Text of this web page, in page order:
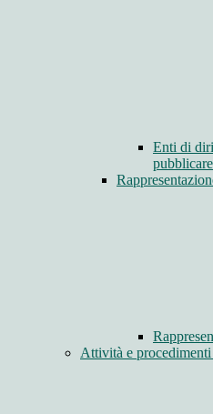
Enti di
Attività e procedimenti